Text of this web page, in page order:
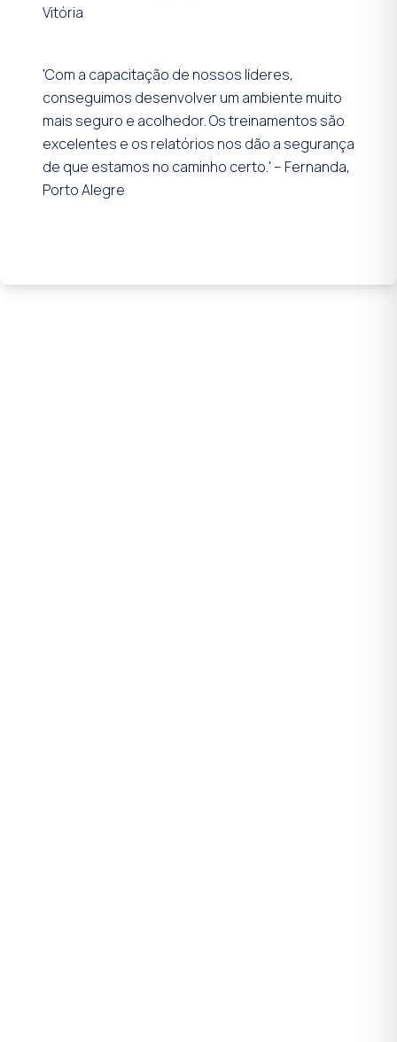
Vitória
'Com a capacitação de nossos líderes,
conseguimos desenvolver um ambiente muito
mais seguro e acolhedor. Os treinamentos são
excelentes e os relatórios nos dão a segurança
de que estamos no caminho certo.' – Fernanda,
Porto Alegre